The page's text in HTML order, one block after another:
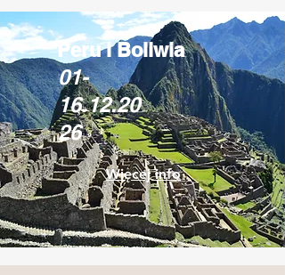
Peru i Boliwia
01-
16.12.20
26
Więcej info